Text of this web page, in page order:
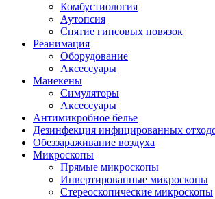
Комбустиология
Аутопсия
Снятие гипсовых повязок
Реанимация
Оборудование
Аксессуары
Манекены
Симуляторы
Аксессуары
Антимикробное белье
Дезинфекция инфицированных
Обеззараживание воздуха
Микроскопы
Прямые микроскопы
Инвертированные микроскопы
Стереоскопические микроскопы